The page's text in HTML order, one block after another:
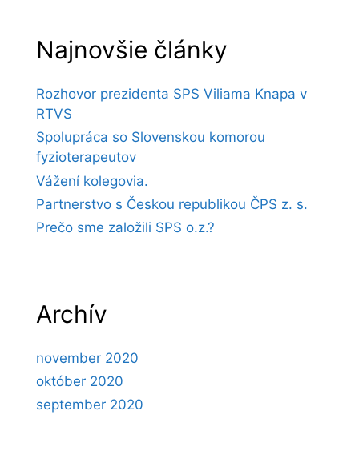
Najnovšie články
Rozhovor prezidenta SPS Viliama Knapa v
RTVS
Spolupráca so Slovenskou komorou
fyzioterapeutov
Vážení kolegovia.
Partnerstvo s Českou republikou ČPS z. s.
Prečo sme založili SPS o.z.?
Archív
november 2020
október 2020
september 2020